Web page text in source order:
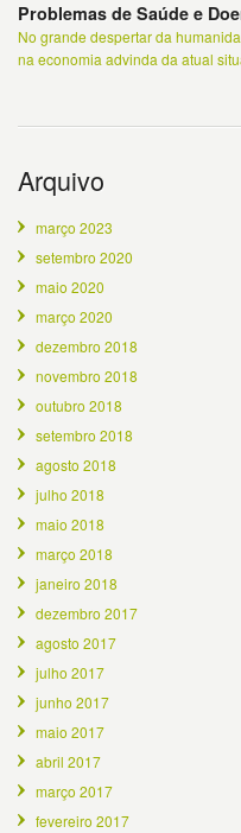
Problemas de Saúde e
No grande despertar da
na economia advinda da atual
Arquivo
março 2023
setembro 2020
maio 2020
março 2020
dezembro 2018
novembro 2018
outubro 2018
setembro 2018
agosto 2018
julho 2018
maio 2018
março 2018
janeiro 2018
dezembro 2017
agosto 2017
julho 2017
junho 2017
maio 2017
abril 2017
março 2017
fevereiro 2017